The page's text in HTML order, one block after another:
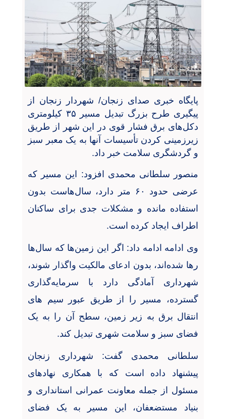
پایگاه خبری صدای زنجان/ شهردار زنجان از
پیگیری طرح بزرگ تبدیل مسیر ۳۵ کیلومتری
دکل‌های برق فشار قوی در این شهر از طریق
زیرزمینی کردن تأسیسات آنها به یک معبر سبز
و گردشگری سلامت خبر داد.
منصور سلطانی محمدی
افزود: این مسیر که
عرضی حدود
۶۰ متر دارد، سال‌هاست بدون
استفاده مانده و مشکلات جدی برای ساکنان
اطراف ایجاد کرده است.
وی ادامه ادامه داد: اگر این زمین‌ها که سال‌ها
رها شده‌اند، بدون ادعای مالکیت واگذار شوند،
شهرداری آمادگی دارد با سرمایه‌گذاری
گسترده، مسیر را از طریق عبور سیم های
انتقال برق به زیر زمین،‌ سطح آن را به یک
فضای سبز و سلامت شهری تبدیل کند.
سلطانی محمدی گفت: شهرداری زنجان
پیشنهاد داده است که با همکاری نهادهای
مسئول از جمله معاونت عمرانی استانداری و
بنیاد مستضعفان، این مسیر به یک فضای